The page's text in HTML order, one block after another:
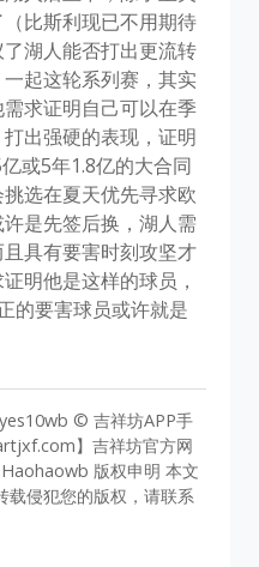
比斯利现已不用期待
湖人能否打出更流转
起这轮系列赛，其实
求证明自己可以在季
出强硬的表现，证明
或5年1.8亿的大合同
选在夏天优先寻求欧
是先签后换，湖人需
具有要害时刻攻坚才
明他是这样的球员，
的要害球员或许就是
© 吉祥坊APP手
】吉祥坊官方网
版权申明 本文
载侵犯您的版权，请联系